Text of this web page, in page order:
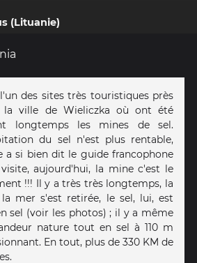
(Lituanie)
des sites très touristiques près
la ville de Wieliczka où ont été
longtemps les mines de sel.
du sel n'est plus rentable,
a si bien dit le guide francophone
aujourd'hui, la mine c'est le
!!! Il y a très très longtemps, la
mer s'est retirée, le sel, lui, est
sel (voir les photos) ; il y a même
nature tout en sel à 110 m
En tout, plus de 330 KM de